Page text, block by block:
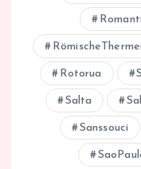
Rotorua
Salta
Sanssouci